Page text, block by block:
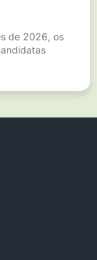
de 2026, os